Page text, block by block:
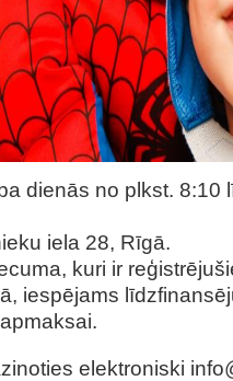
dienās no plkst. 8:10
iela 28, Rīgā.
kuri ir
iespējams
elektroniski